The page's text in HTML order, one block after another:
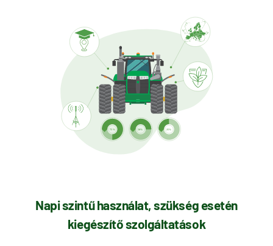
Napi szintű használat, szükség esetén
kiegészítő szolgáltatások